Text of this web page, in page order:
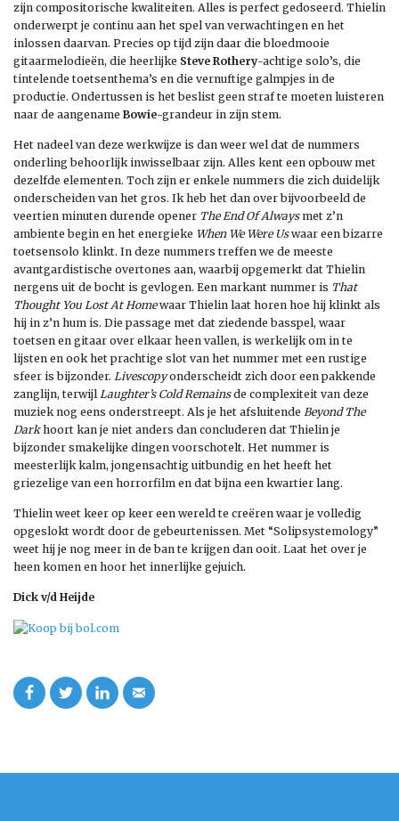
zijn compositorische kwaliteiten. Alles is perfect gedoseerd. Thielin
onderwerpt je continu aan het spel van verwachtingen en het
inlossen daarvan. Precies op tijd zijn daar die bloedmooie
gitaarmelodieën, die heerlijke Steve Rothery-achtige solo’s, die
tintelende toetsenthema’s en die vernuftige galmpjes in de
productie. Ondertussen is het beslist geen straf te moeten luisteren
naar de aangename Bowie-grandeur in zijn stem.
Het nadeel van deze werkwijze is dan weer wel dat de nummers
onderling behoorlijk inwisselbaar zijn. Alles kent een opbouw met
dezelfde elementen. Toch zijn er enkele nummers die zich duidelijk
onderscheiden van het gros. Ik heb het dan over bijvoorbeeld de
veertien minuten durende opener The End Of Alwaysmet z’n
ambiente begin en het energieke When We Were Uswaar een bizarre
toetsensolo klinkt. In deze nummers treffen we de meeste
avantgardistische overtones aan, waarbij opgemerkt dat Thielin
nergens uit de bocht is gevlogen. Een markant nummer is That
Thought You Lost At Homewaar Thielin laat horen hoe hij klinkt als
hij in z’n hum is. Die passage met dat ziedende basspel, waar
toetsen en gitaar over elkaar heen vallen, is werkelijk om in te
lijsten en ook het prachtige slot van het nummer met een rustige
sfeer is bijzonder. Livescopyonderscheidt zich door een pakkende
zanglijn, terwijlLaughter’s Cold Remainsde complexiteit van deze
muziek nog eens onderstreept. Als je het afsluitende Beyond The
Darkhoort kan je niet anders dan concluderen dat Thielin je
bijzonder smakelijke dingen voorschotelt. Het nummer is
meesterlijk kalm, jongensachtig uitbundig en het heeft het
griezelige van een horrorfilm en dat bijna een kwartier lang.
Thielin weet keer op keer een wereld te creëren waar je volledig
opgeslokt wordt door de gebeurtenissen. Met “Solipsystemology”
weet hij je nog meer in de ban te krijgen dan ooit. Laat het over je
heen komen en hoor het innerlijke gejuich.
Dick v/d Heijde